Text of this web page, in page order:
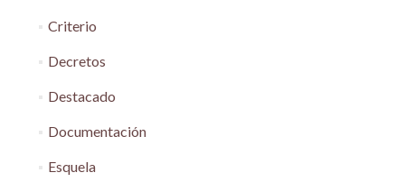
Criterio
Decretos
Destacado
Documentación
Esquela